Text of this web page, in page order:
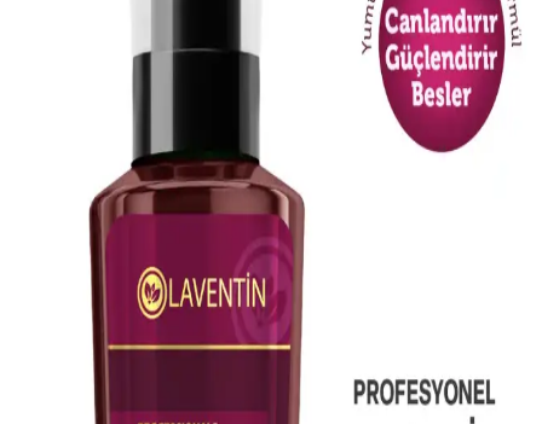
Dermokil Kil, Argan ve Bitkisel Keratan İçeren Saç
Maskesi: Doğal ve Güçlendirici Bakım Çözümü
Doğal içeriklerle formüle edilen Dermokil Kil, Argan ve Bitkisel
Keratan saç maskesi, tüm saç tiplerine uygun olup, saçlara güç,
parlaklık ve yumuşaklık sağlar, düzenli kullanımda saç sağlığını
L'Oréal Professionnel Absolut Repair Maske
Yıpranmış Saçlar İçin Yoğun Onarım Sağlar
Yıpranmış ve kimyasal işlemler görmüş saçlar için tasarlanan
L'Oréal Professionnel Absolut Repair maskesi, saçları derinlemesine
onarır, parlaklık kazandırır ve kolay taranmasını sağlar.
Arifoğlu Hint Yağı 50ml Doğal Cilt ve Saç
Bakımında Kullanılan Bitkisel Yağ